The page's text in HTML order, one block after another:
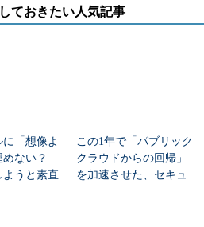
ておきたい人気記事
「想像よ
めない？
うと素直
この1年で「パブリック
クラウドからの回帰」
を加速させた、セキュ